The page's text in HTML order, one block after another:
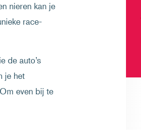
nieren kan je
race-
de auto’s
je het
even bij te